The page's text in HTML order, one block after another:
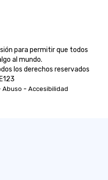
para permitir que todos
al mundo.
los derechos reservados
Abuso - Accesibilidad